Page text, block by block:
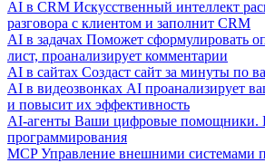
AI в CRM Искусственный интеллект
разговора с клиентом и заполнит CRM
AI в задачах Поможет сформулировать
лист, проанализирует комментарии
AI в сайтах Создаст сайт за минуты по
AI в видеозвонках AI проанализирует
и повысит их эффективность
AI-агенты Ваши цифровые помощники.
программирования
MCP Управление внешними системами